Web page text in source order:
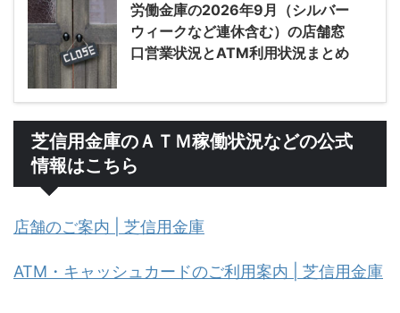
労働金庫の2026年9月（シルバー
ウィークなど連休含む）の店舗窓
口営業状況とATM利用状況まとめ
芝信用金庫のＡＴＭ稼働状況などの公式
情報はこちら
店舗のご案内 | 芝信用金庫
ATM・キャッシュカードのご利用案内 | 芝信用金庫